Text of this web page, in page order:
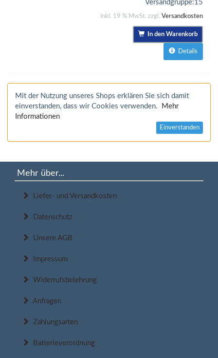
Versandgruppe:15
inkl. 19 % MwSt. zzgl. Versandkosten
In den Warenkorb
Details
Mit der Nutzung unseres Shops erklären Sie sich damit
einverstanden, dass wir Cookies verwenden.
Mehr
Informationen
Einverstanden
Mehr über...
Liefer- und Versandkosten
Datenschutz
Unsere AGB
Impressum
Widerrufsbelehrung
Anfragen
Zahlungsarten
Batterieverordnung